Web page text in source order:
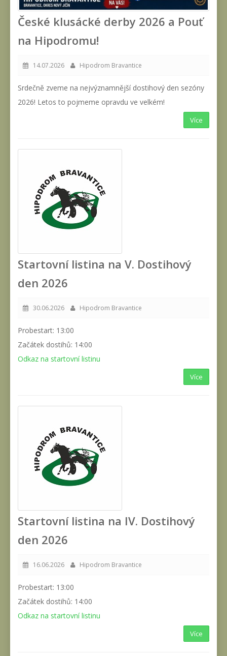
České klusácké derby 2026 a Pouť
na Hipodromu!
14.07.2026 Hipodrom Bravantice
Srdečně zveme na nejvýznamnější dostihový den sezóny
2026! Letos to pojmeme opravdu ve velkém!
Více
Startovní listina na V. Dostihový
den 2026
30.06.2026 Hipodrom Bravantice
Probestart: 13:00
Začátek dostihů: 14:00
Odkaz na startovní listinu
Více
Startovní listina na IV. Dostihový
den 2026
16.06.2026 Hipodrom Bravantice
Probestart: 13:00
Začátek dostihů: 14:00
Odkaz na startovní listinu
Více